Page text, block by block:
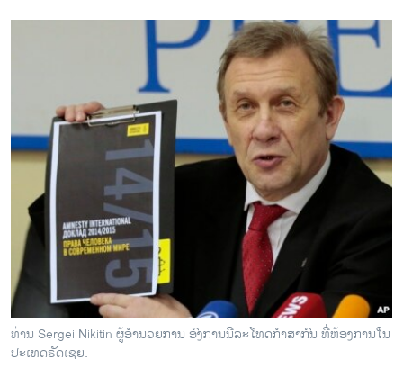
ທ່ານ Sergei Nikitin ຜູ້ອຳນວຍການ ອົງການນີລະໂທດກຳສາກົນ ທີ່ຫ້ອງການໃນ
ປະເທດຣັດເຊຍ.